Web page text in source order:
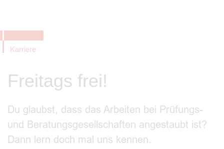
Karriere
Freitags frei!
Du glaubst, dass das Arbeiten bei Prüfungs-
und Beratungsgesellschaften angestaubt ist?
Dann lern doch mal uns kennen.